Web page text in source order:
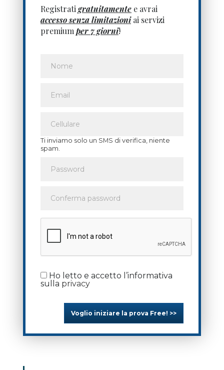
Registrati gratuitamente e avrai
accesso senza limitazioniai servizi
premium per 7 giorni!
Ti inviamo solo un SMS di verifica, niente
spam.
Ho letto e accetto l’informativa
sulla privacy
Voglio iniziare la prova Free! >>